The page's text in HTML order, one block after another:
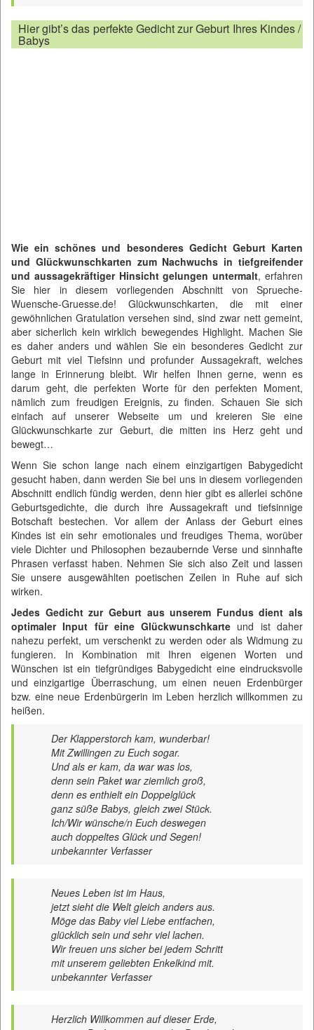
Hier gibt’s das perfekte Gedicht zur Geburt Ihres Kindes /
Babys
Wie ein schönes und besonderes Gedicht Geburt Karten
und Glückwunschkarten zum Nachwuchs in tiefgreifender
und aussagekräftiger Hinsicht gelungen untermalt, erfahren
Sie hier in diesem vorliegenden Abschnitt von Sprueche-
Wuensche-Gruesse.de! Glückwunschkarten, die mit einer
gewöhnlichen Gratulation versehen sind, sind zwar nett gemeint,
aber sicherlich kein wirklich bewegendes Highlight. Machen Sie
es daher anders und wählen Sie ein besonderes Gedicht zur
Geburt mit viel Tiefsinn und profunder Aussagekraft, welches
lange in Erinnerung bleibt. Wir helfen Ihnen gerne, wenn es
darum geht, die perfekten Worte für den perfekten Moment,
nämlich zum freudigen Ereignis, zu finden. Schauen Sie sich
einfach auf unserer Webseite um und kreieren Sie eine
Glückwunschkarte zur Geburt, die mitten ins Herz geht und
bewegt…
Wenn Sie schon lange nach einem einzigartigen Babygedicht
gesucht haben, dann werden Sie bei uns in diesem vorliegenden
Abschnitt endlich fündig werden, denn hier gibt es allerlei schöne
Geburtsgedichte, die durch ihre Aussagekraft und tiefsinnige
Botschaft bestechen. Vor allem der Anlass der Geburt eines
Kindes ist ein sehr emotionales und freudiges Thema, worüber
viele Dichter und Philosophen bezaubernde Verse und sinnhafte
Phrasen verfasst haben. Nehmen Sie sich also Zeit und lassen
Sie unsere ausgewählten poetischen Zeilen in Ruhe auf sich
wirken.
Jedes Gedicht zur Geburt aus unserem Fundus dient als
optimaler Input für eine Glückwunschkarte und ist daher
nahezu perfekt, um verschenkt zu werden oder als Widmung zu
fungieren. In Kombination mit Ihren eigenen Worten und
Wünschen ist ein tiefgründiges Babygedicht eine eindrucksvolle
und einzigartige Überraschung, um einen neuen Erdenbürger
bzw. eine neue Erdenbürgerin im Leben herzlich willkommen zu
heißen.
Der Klapperstorch kam, wunderbar!
Mit Zwillingen zu Euch sogar.
Und als er kam, da war was los,
denn sein Paket war ziemlich groß,
denn es enthielt ein Doppelglück
ganz süße Babys, gleich zwei Stück.
Ich/Wir wünsche/n Euch deswegen
auch doppeltes Glück und Segen!
unbekannter Verfasser
Neues Leben ist im Haus,
jetzt sieht die Welt gleich anders aus.
Möge das Baby viel Liebe entfachen,
glücklich sein und sehr viel lachen.
Wir freuen uns sicher bei jedem Schritt
mit unserem geliebten Enkelkind mit.
unbekannter Verfasser
Herzlich Willkommen auf dieser Erde,